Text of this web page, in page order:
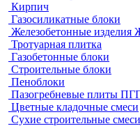
Кирпич
Газосиликатные блоки
Железобетонные изделия
Тротуарная плитка
Газобетонные блоки
Строительные блоки
Пеноблоки
Пазогребневые плиты
Цветные кладочные смеси
Сухие строительные смеси